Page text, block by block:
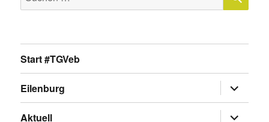
nach:
Start #TGVeb
Eilenburg
anzeigen
Aktuell